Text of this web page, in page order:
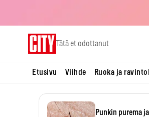
Tätä et odottanut
Etusivu Viihde Ruoka ja
Punkin purema